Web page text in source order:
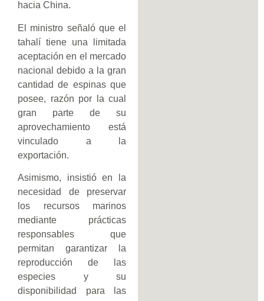
hacia China.
El ministro señaló que el
tahalí tiene una limitada
aceptación en el mercado
nacional debido a la gran
cantidad de espinas que
posee, razón por la cual
gran parte de su
aprovechamiento está
vinculado a la
exportación.
Asimismo, insistió en la
necesidad de preservar
los recursos marinos
mediante prácticas
responsables que
permitan garantizar la
reproducción de las
especies y su
disponibilidad para las